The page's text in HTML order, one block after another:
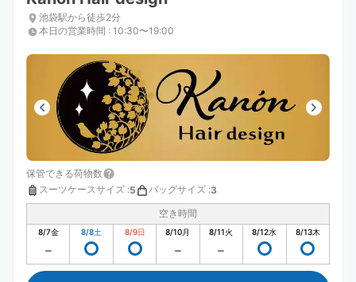
池袋駅から徒歩2分
本日の営業時間 : 10:30〜19:00
保管できる荷物数
スーツケースサイズ :5 バッグサイズ :3
空き時間
8/7金 8/8土 8/9日 8/10月 8/11火 8/12水 8/13木